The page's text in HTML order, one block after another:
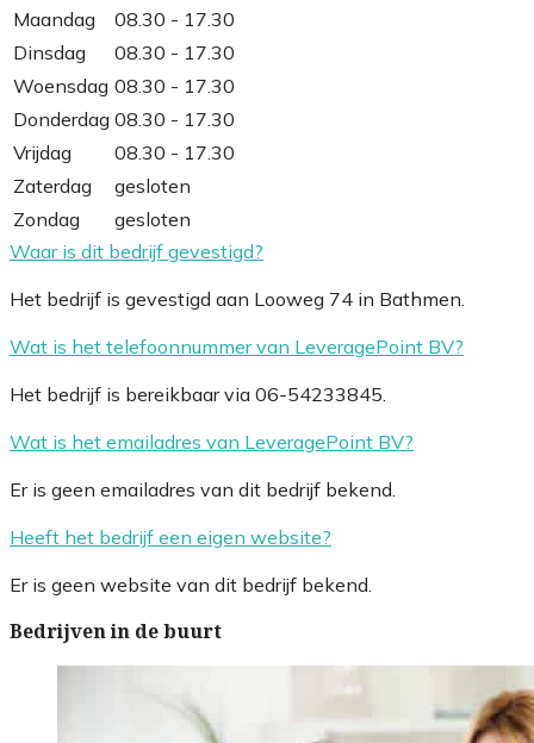
Maandag
08.30 - 17.30
Dinsdag
08.30 - 17.30
Woensdag 08.30 - 17.30
Donderdag 08.30 - 17.30
Vrijdag
08.30 - 17.30
Zaterdag
gesloten
Zondag
gesloten
Waar is dit bedrijf gevestigd?
Het bedrijf is gevestigd aan Looweg 74 in Bathmen.
Wat is het telefoonnummer van LeveragePoint BV?
Het bedrijf is bereikbaar via 06-54233845.
Wat is het emailadres van LeveragePoint BV?
Er is geen emailadres van dit bedrijf bekend.
Heeft het bedrijf een eigen website?
Er is geen website van dit bedrijf bekend.
Bedrijven in de buurt